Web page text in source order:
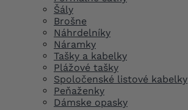
Šály
Brošne
Náhrdelníky
Náramky
Tašky a kabelky
Plážové tašky
Spoločenské listové kabelky
Peňaženky
Dámske opasky